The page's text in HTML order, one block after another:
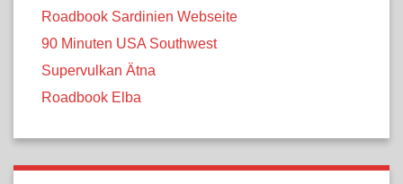
Roadbook Sardinien Webseite
90 Minuten USA Southwest
Supervulkan Ätna
Roadbook Elba